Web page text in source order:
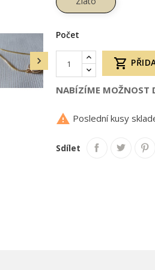

Počet

NABÍZÍME MOŽNOST
 Poslední kusy
Sdílet